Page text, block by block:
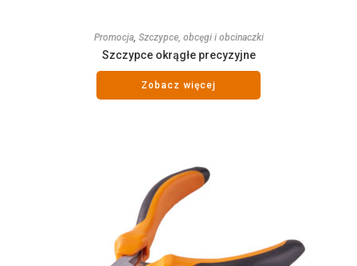
Promocja, Szczypce, obcęgi i obcinaczki
Szczypce okrągłe precyzyjne
Zobacz więcej